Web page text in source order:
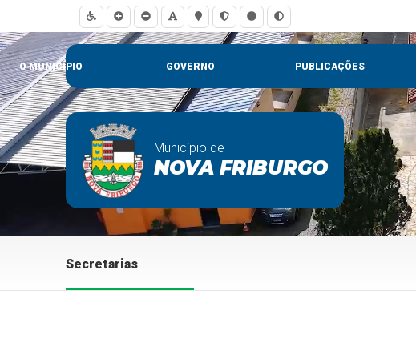
O MUNICÍPIO GOVERNO PUBLICAÇÕES
Município de
NOVA FRIBURGO
Secretarias